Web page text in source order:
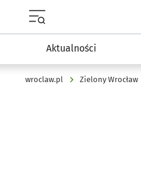
Aktualności
wroclaw.pl Zielony Wrocław